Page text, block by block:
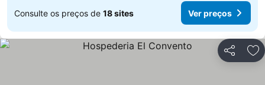
Consulte os preços de 18 sites Ver preços
Partilhar